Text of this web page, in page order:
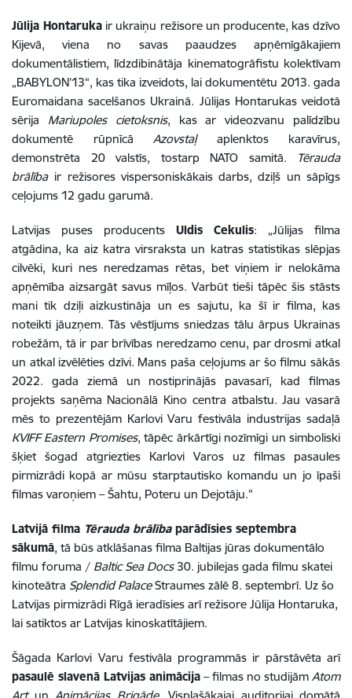
Jūlija Hontaruka ir ukraiņu režisore un producente, kas dzīvo
Kijevā, viena no savas paaudzes apņēmīgākajiem
dokumentālistiem, līdzdibinātāja kinematogrāfistu kolektīvam
„BABYLON’13“, kas tika izveidots, lai dokumentētu 2013. gada
Euromaidana sacelšanos Ukrainā. Jūlijas Hontarukas veidotā
sērija Mariupoles cietoksnis, kas ar videozvanu palīdzību
dokumentē rūpnīcā Azovstaļaplenktos karavīrus,
demonstrēta 20 valstīs, tostarp NATO samitā.
Tērauda
brālība ir režisores vispersoniskākais darbs, dziļš un sāpīgs
ceļojums 12 gadu garumā.
Latvijas puses producents Uldis Cekulis: „Jūlijas filma
atgādina, ka aiz katra virsraksta un katras statistikas slēpjas
cilvēki, kuri nes neredzamas rētas, bet viņiem ir nelokāma
apņēmība aizsargāt savus mīļos. Varbūt tieši tāpēc šis stāsts
mani tik dziļi aizkustināja un es sajutu, ka šī ir filma, kas
noteikti jāuzņem. Tās vēstījums sniedzas tālu ārpus Ukrainas
robežām, tā ir par brīvības neredzamo cenu, par drosmi atkal
un atkal izvēlēties dzīvi. Mans paša ceļojums ar šo filmu sākās
2022. gada ziemā un nostiprinājās pavasarī, kad filmas
projekts saņēma Nacionālā Kino centra atbalstu. Jau vasarā
mēs to prezentējām Karlovi Varu festivāla industrijas sadaļā
KVIFF Eastern Promises, tāpēc ārkārtīgi nozīmīgi un simboliski
šķiet šogad atgriezties Karlovi Varos uz filmas pasaules
pirmizrādi kopā ar mūsu starptautisko komandu un jo īpaši
filmas varoņiem – Šahtu, Poteru un Dejotāju.”
Latvijā filma Tērauda brālībaparādīsies septembra
sākumā, tā būs atklāšanas filma Baltijas jūras dokumentālo
filmu foruma / Baltic Sea Docs30. jubilejas gada filmu skatei
kinoteātra Splendid PalaceStraumes zālē 8. septembrī. Uz šo
Latvijas pirmizrādi Rīgā ieradīsies arī režisore Jūlija Hontaruka,
lai satiktos ar Latvijas kinoskatītājiem.
Šāgada Karlovi Varu festivāla programmās ir pārstāvēta arī
pasaulē slavenā Latvijas animācija – filmas no studijām Atom
Artun Animācijas Brigāde. Visplašākajai auditorijai domātā